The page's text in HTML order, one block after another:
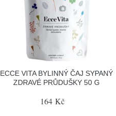
ECCE VITA BYLINNÝ ČAJ SYPANÝ
ZDRAVÉ PRŮDUŠKY 50 G
164 Kč